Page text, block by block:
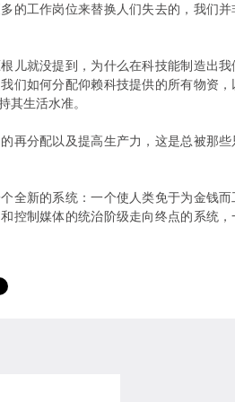
的工作岗位来替换人们失去的，我们
儿就没提到，为什么在科技能制造出
们如何分配仰赖科技提供的所有物资
其生活水准。
再分配以及提高生产力，这是总被那
全新的系统：一个使人类免于为金钱
控制媒体的统治阶级走向终点的系统